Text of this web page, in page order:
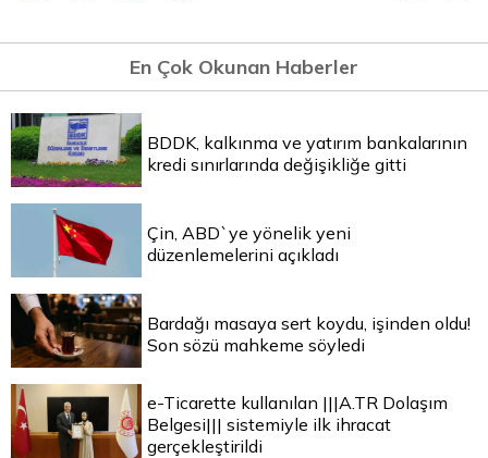
En Çok Okunan Haberler
BDDK, kalkınma ve yatırım bankalarının
kredi sınırlarında değişikliğe gitti
Çin, ABD`ye yönelik yeni
düzenlemelerini açıkladı
Bardağı masaya sert koydu, işinden oldu!
Son sözü mahkeme söyledi
e-Ticarette kullanılan |||A.TR Dolaşım
Belgesi||| sistemiyle ilk ihracat
gerçekleştirildi